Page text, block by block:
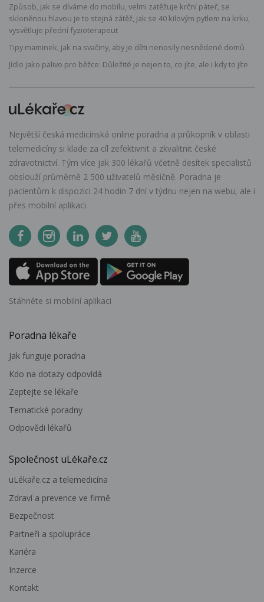
Způsob, jak se díváme do mobilu, velmi zatěžuje krční páteř, se
skloněnou hlavou je to stejná zátěž, jak se 40 kilovým pytlem na krku,
vysvětluje přední fyzioterapeut
Tipy maminek, jak na svačiny, aby je děti nenosily nesnědené domů
Jídlo jako palivo pro běžce: Důležité je nejen to, co jíte, ale i kdy to jíte
Největší česká medicínská online poradna a průkopník v oblasti
telemedicíny si klade za cíl zefektivnit a zkvalitnit české
zdravotnictví. Tým více jak 300 lékařů včetně desítek specialistů
obslouží průměrně 2 500 uživatelů měsíčně. Poradna je
pacientům k dispozici 24 hodin 7 dní v týdnu nejen na webu, ale i
přes mobilní aplikaci.
Stáhněte si mobilní aplikaci
Poradna lékaře
Jak funguje poradna
Kdo na dotazy odpovídá
Zeptejte se lékaře
Tematické poradny
Odpovědi lékařů
Společnost uLékaře.cz
uLékaře.cz a telemedicína
Zdraví a prevence ve firmě
Bezpečnost
Partneři a spolupráce
Kariéra
Inzerce
Kontakt